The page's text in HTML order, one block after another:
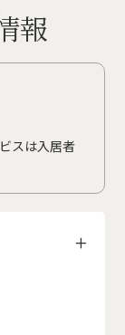
報
スは入居者
+